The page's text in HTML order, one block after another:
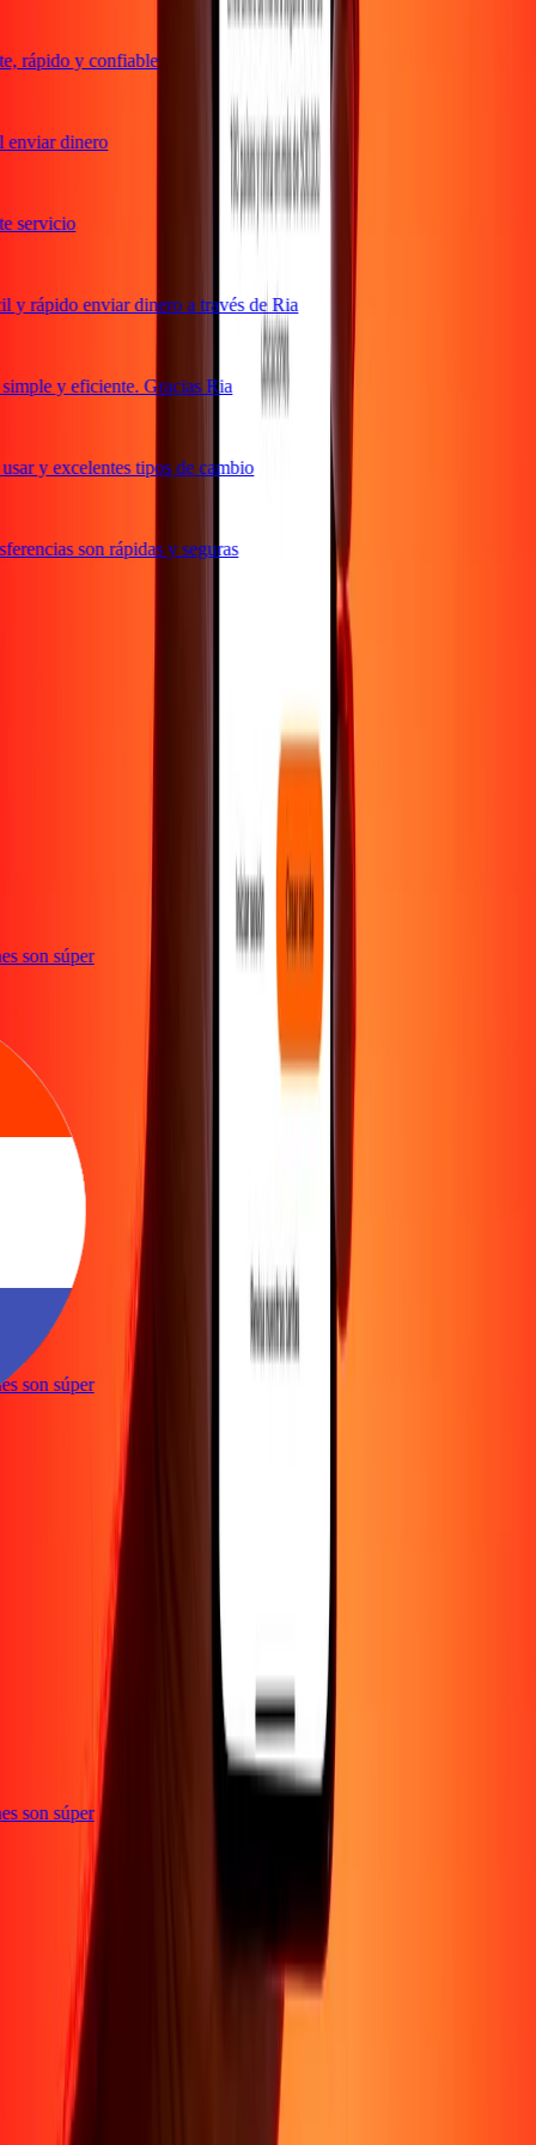
rápido y confiable
dinero
rápido enviar dinero a través de Ria
y eficiente. Gracias Ria
y excelentes tipos de cambio
son rápidas y seguras
son súper
son súper
son súper
Acerca de
Conviértete en agenteConviértete en socio
Conviértete en socio estratégico
Carreras Promociones
Transferencia internacional de dinero
Soporte